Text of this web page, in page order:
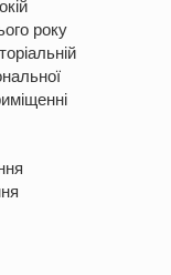
року